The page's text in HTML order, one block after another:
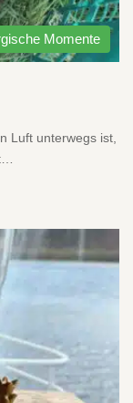
Momente
Luft unterwegs ist,